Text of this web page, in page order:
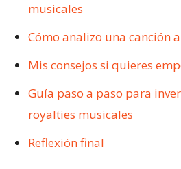
musicales
Cómo analizo una canción
Mis consejos si quieres
Guía paso a paso para
royalties musicales
Reflexión final